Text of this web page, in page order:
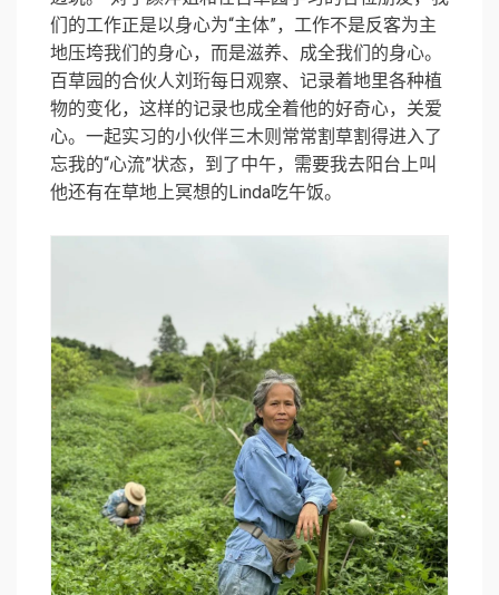
们的工作正是以身心为“主体”，工作不是反客为主
地压垮我们的身心，而是滋养、成全我们的身心。
百草园的合伙人刘珩每日观察、记录着地里各种植
物的变化，这样的记录也成全着他的好奇心，关爱
心。一起实习的小伙伴三木则常常割草割得进入了
忘我的“心流”状态，到了中午，需要我去阳台上叫
他还有在草地上冥想的Linda吃午饭。